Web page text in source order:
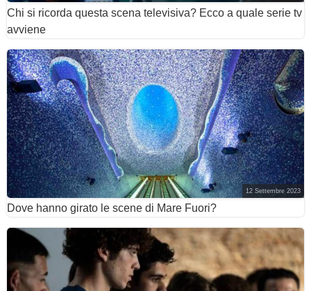
Chi si ricorda questa scena televisiva? Ecco a quale serie tv
avviene
12 Settembre 2023
Dove hanno girato le scene di Mare Fuori?